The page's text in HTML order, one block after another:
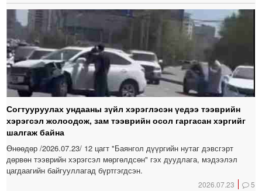
Согтууруулах ундааны зүйл хэрэглэсэн үедээ тээврийн
хэрэгсэл жолоодож, зам тээврийн осол гаргасан хэргийг
шалгаж байна
Өнөөдөр /2026.07.23/ 12 цагт "Баянгол дүүргийн нутаг дэвсгэрт
дөрвөн тээврийн хэрэгсэл мөргөлдсөн" гэх дуудлага, мэдээлэл
цагдаагийн байгууллагад бүртгэгдсэн.
2026.07.23 5